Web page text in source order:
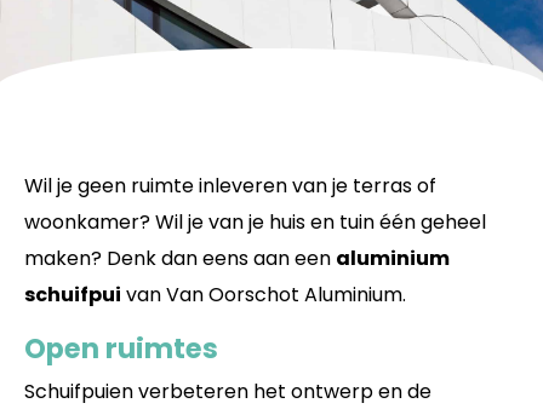
Wil je geen ruimte inleveren van je terras of
woonkamer? Wil je van je huis en tuin één geheel
maken? Denk dan eens aan een aluminium
schuifpui van Van Oorschot Aluminium.
Open ruimtes
Schuifpuien verbeteren het ontwerp en de